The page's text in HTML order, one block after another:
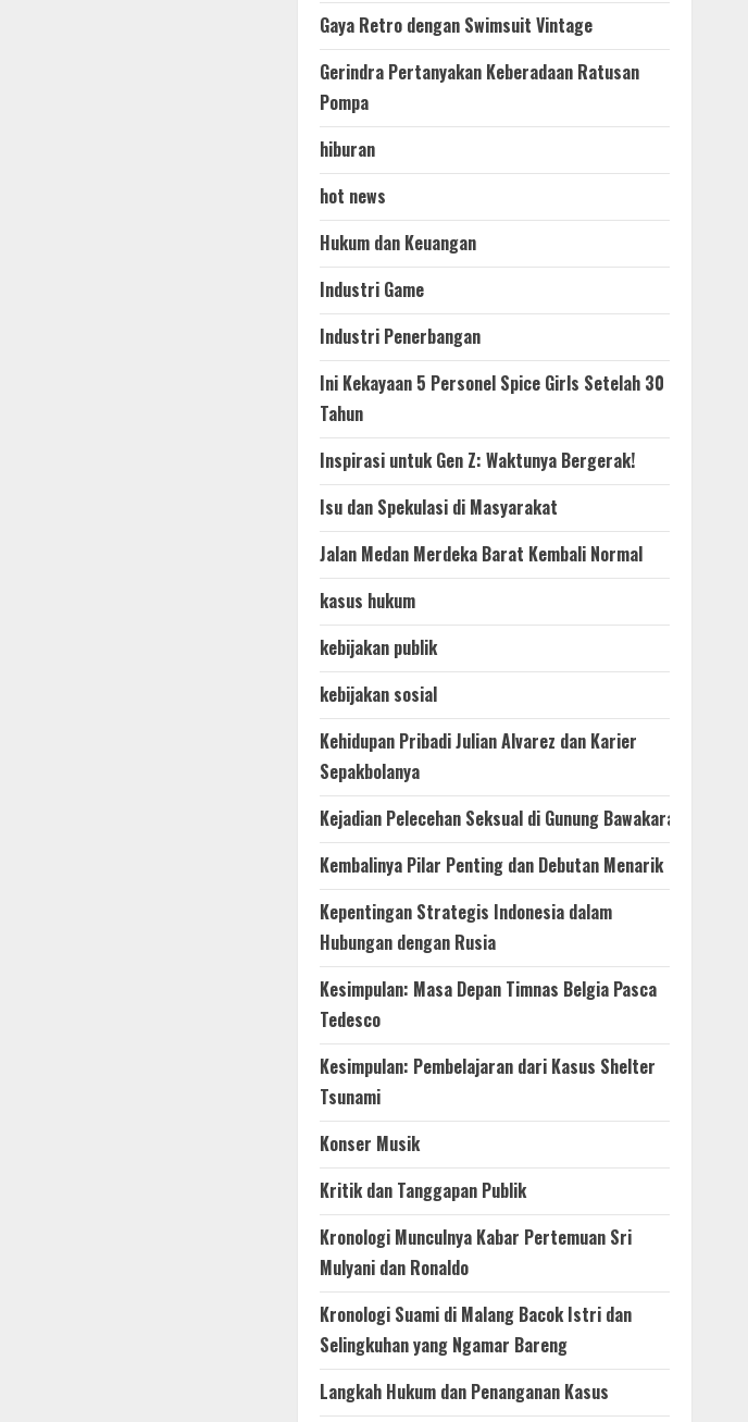
Gaya Retro dengan Swimsuit Vintage
Gerindra Pertanyakan Keberadaan Ratusan
Pompa
hiburan
hot news
Hukum dan Keuangan
Industri Game
Industri Penerbangan
Ini Kekayaan 5 Personel Spice Girls Setelah 30
Tahun
Inspirasi untuk Gen Z: Waktunya Bergerak!
Isu dan Spekulasi di Masyarakat
Jalan Medan Merdeka Barat Kembali Normal
kasus hukum
kebijakan publik
kebijakan sosial
Kehidupan Pribadi Julian Alvarez dan Karier
Sepakbolanya
Kejadian Pelecehan Seksual di Gunung Bawakaraeng
Kembalinya Pilar Penting dan Debutan Menarik
Kepentingan Strategis Indonesia dalam
Hubungan dengan Rusia
Kesimpulan: Masa Depan Timnas Belgia Pasca
Tedesco
Kesimpulan: Pembelajaran dari Kasus Shelter
Tsunami
Konser Musik
Kritik dan Tanggapan Publik
Kronologi Munculnya Kabar Pertemuan Sri
Mulyani dan Ronaldo
Kronologi Suami di Malang Bacok Istri dan
Selingkuhan yang Ngamar Bareng
Langkah Hukum dan Penanganan Kasus